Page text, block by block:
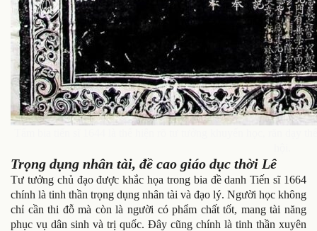
Trọng dụng nhân tài, đề cao giáo dục thời Lê
Tư tưởng chủ đạo được khắc họa trong bia đề danh Tiến sĩ 1664
chính là tinh thần trọng dụng nhân tài và đạo lý. Người học không
chỉ cần thi đỗ mà còn là người có phẩm chất tốt, mang tài năng
phục vụ dân sinh và trị quốc. Đây cũng chính là tinh thần xuyên